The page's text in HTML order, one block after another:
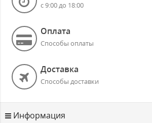
с 9:00 до 18:00
Оплата
Способы оплаты
Доставка
Способы доставки
Информация